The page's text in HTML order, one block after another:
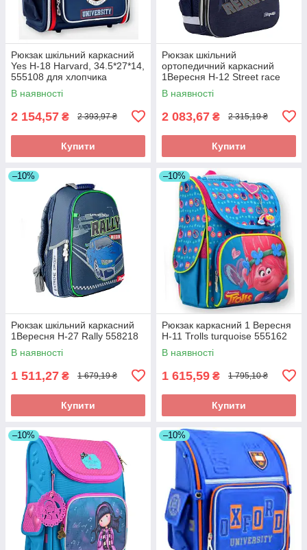
Рюкзак шкільний каркасний
Yes Н-18 Harvard, 34.5*27*14,
555108 для хлопчика
В наявності
2 154,57 ₴ 2 393,97 ₴
Купити
Рюкзак шкільний
ортопедичний каркасний
1Вересня Н-12 Street race
558037 для хлопчика
В наявності
2 083,67 ₴ 2 315,19 ₴
Купити
–10%
Рюкзак шкільний каркасний
1Вересня Н-27 Rally 558218
В наявності
1 511,27 ₴ 1 679,19 ₴
Купити
–10%
Рюкзак каркасний 1 Вересня
H-11 Trolls turquoise 555162
В наявності
1 615,59 ₴ 1 795,10 ₴
Купити
–10% –10%